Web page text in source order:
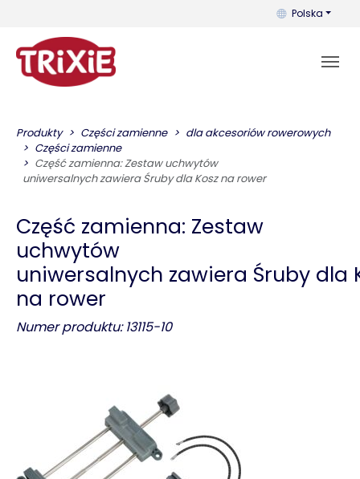
Możesz
Polska
Produkty Części zamienne
dla akcesoriów rowerowych
Części zamienne
Część zamienna: Zestaw uchwytów
uniwersalnych zawiera Śruby dla Kosz na rower
Część zamienna: Zestaw
uchwytów
uniwersalnych zawiera Śruby dla
na rower
Numer produktu: 13115-10